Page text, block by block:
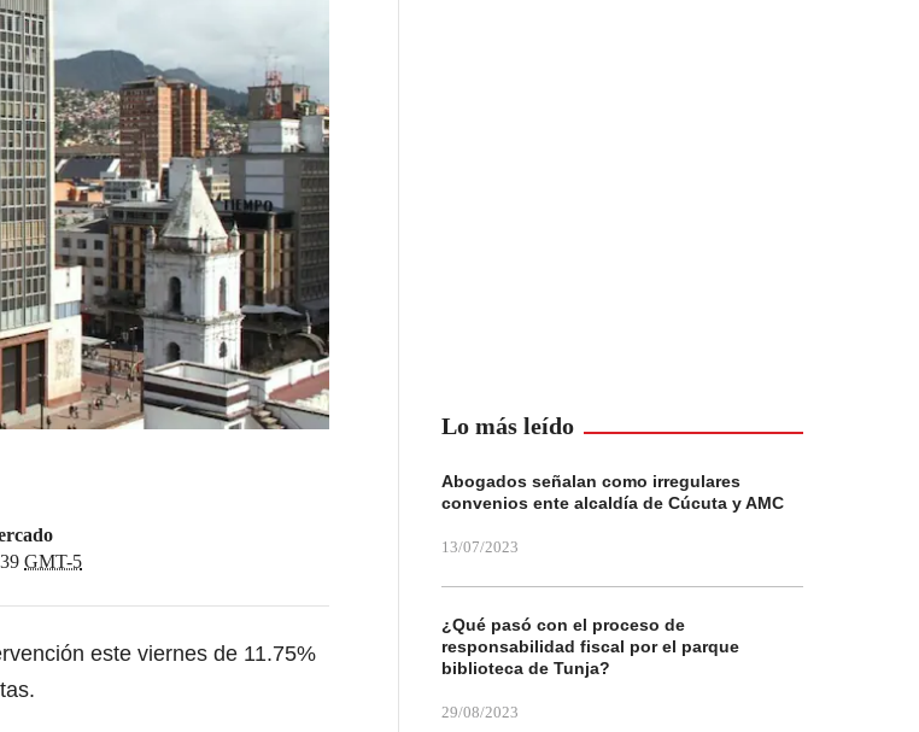
GMT-5
este viernes de 11.75%
Lo más leído
Abogados señalan como irregulares
convenios ente alcaldía de Cúcuta y AMC
13/07/2023
¿Qué pasó con el proceso de
responsabilidad fiscal por el parque
biblioteca de Tunja?
29/08/2023